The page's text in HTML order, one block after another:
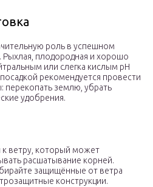
роль в успешном
плодородная и хорошо
или слегка кислым pH
рекомендуется провести
перекопать землю, убрать
удобрения.
к ветру, который может
расшатывание корней.
защищённые от ветра
конструкции.